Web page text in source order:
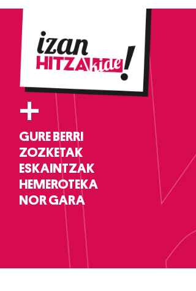
+
GURE BERRI
ZOZKETAK
ESKAINTZAK
HEMEROTEKA
NOR GARA